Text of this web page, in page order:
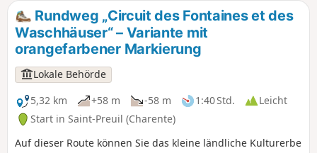
und/oder anekdotische Beschreibung.
Diese Route umfasst auch das
architektonische und historische Erbe
(die Kirche Saint-Projet aus dem 13.
Jahrhundert, die Place Jacquaire, die
protestantische Stele, das Schloss von
Ségeville und die verstreuten Weiler der
Gemeinde). Die Entdeckung dieser
Route verbindet auch die Vorzüge der
Landschaft, der Flora und der Fauna.
Rundweg „Circuit des Fontaines et des
Waschhäuser“ – Variante mit
orangefarbener Markierung
Lokale Behörde
5,32 km
+58 m -58 m 1:40 Std.
Leicht
Start in Saint-Preuil (Charente)
Auf dieser Route können Sie das kleine ländliche Kulturerbe